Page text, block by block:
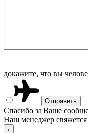
докажите, что вы
Спасибо за Ваше
Наш менеджер